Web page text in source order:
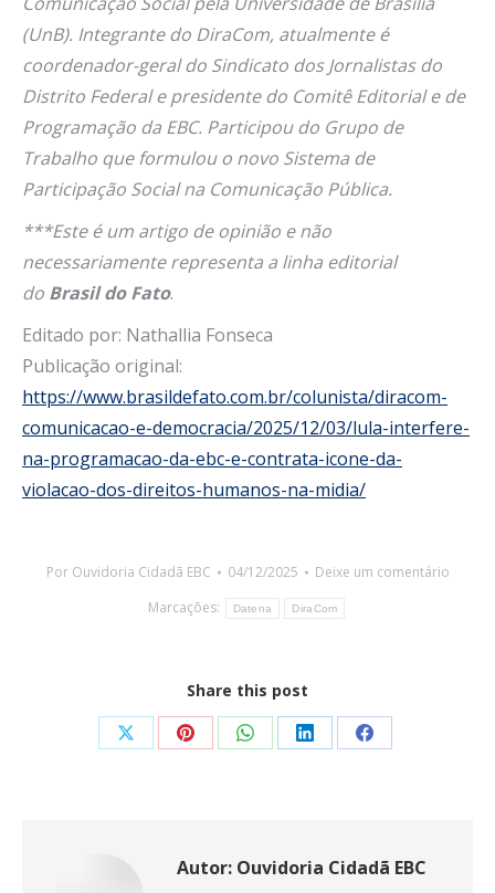
(UnB). Integrante do DiraCom, atualmente é
coordenador-geral do Sindicato dos Jornalistas do
Distrito Federal e presidente do Comitê Editorial e de
Programação da EBC. Participou do Grupo de
Trabalho que formulou o novo Sistema de
Participação Social na Comunicação Pública.
***Este é um artigo de opinião e não
necessariamente representa a linha editorial
do Brasil do Fato.
Editado por: Nathallia Fonseca
Publicação original:
https://www.brasildefato.com.br/colunista/diracom-
comunicacao-e-democracia/2025/12/03/lula-interfere-
na-programacao-da-ebc-e-contrata-icone-da-
violacao-dos-direitos-humanos-na-midia/
Por Ouvidoria Cidadã EBC 04/12/2025
Deixe um comentário
Marcações:
Datena DiraCom
Share this post
Share Share Share Share Share
Autor: Ouvidoria Cidadã EBC